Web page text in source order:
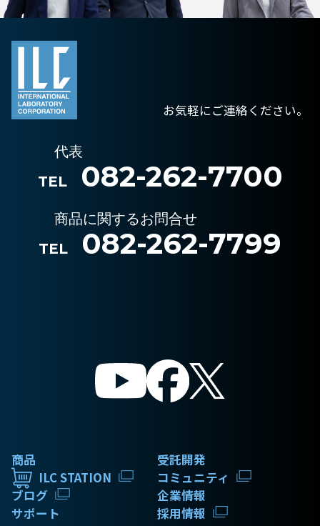
お気軽にご連絡ください。
代表
TEL
082-262-7700
商品に関するお問合せ
TEL
082-262-7799
商品
受託開発
ILC STATION
コミュニティ
ブログ
企業情報
サポート
採用情報